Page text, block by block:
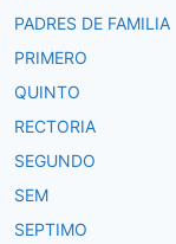
PADRES DE FAMILIA
PRIMERO
QUINTO
RECTORIA
SEGUNDO
SEM
SEPTIMO